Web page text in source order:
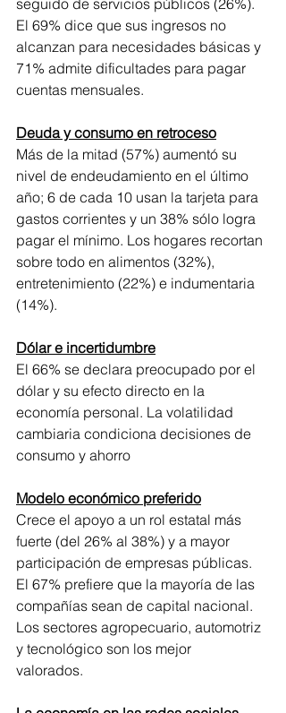
El 69% dice que sus ingresos no
alcanzan para necesidades básicas y
71% admite dificultades para pagar
cuentas mensuales.
Deuda y consumo en retroceso
Más de la mitad (57%) aumentó su
nivel de endeudamiento en el último
año; 6 de cada 10 usan la tarjeta para
gastos corrientes y un 38% sólo logra
pagar el mínimo. Los hogares recortan
sobre todo en alimentos (32%),
entretenimiento (22%) e indumentaria
(14%).
Dólar e incertidumbre
El 66% se declara preocupado por el
dólar y su efecto directo en la
economía personal. La volatilidad
cambiaria condiciona decisiones de
consumo y ahorro
Modelo económico preferido
Crece el apoyo a un rol estatal más
fuerte (del 26% al 38%) y a mayor
participación de empresas públicas.
El 67% prefiere que la mayoría de las
compañías sean de capital nacional.
Los sectores agropecuario, automotriz
y tecnológico son los mejor
valorados.